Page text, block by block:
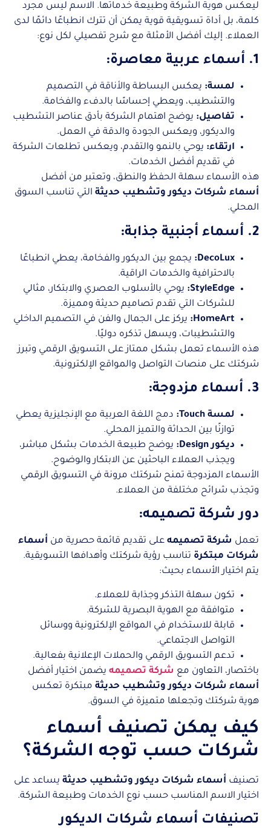
ليعكس هوية الشركة وطبيعة خدماتها. الاسم ليس مجرد
كلمة، بل أداة تسويقية قوية يمكن أن تترك انطباعًا دائمًا لدى
العملاء. إليك أفضل الأمثلة مع شرح تفصيلي لكل نوع:
1. أسماء عربية معاصرة:
لمسة: يعكس البساطة والأناقة في التصميم
والتشطيب، ويعطي إحساسًا بالدفء والفخامة.
تفاصيل: يوضح اهتمام الشركة بأدق عناصر التشطيب
والديكور، ويعكس الجودة والدقة في العمل.
ارتقاء: يوحي بالنمو والتقدم، ويعكس تطلعات الشركة
في تقديم أفضل الخدمات.
هذه الأسماء سهلة الحفظ والنطق، وتعتبر من أفضل
أسماء شركات ديكور وتشطيب حديثة التي تناسب السوق
المحلي.
2. أسماء أجنبية جذابة:
DecoLux:
يجمع بين الديكور والفخامة، يعطي انطباعًا
بالاحترافية والخدمات الراقية.
StyleEdge:
يوحي بالأسلوب العصري والابتكار، مثالي
للشركات التي تقدم تصاميم حديثة ومميزة.
HomeArt:
يركز على الجمال والفن في التصميم الداخلي
والتشطيبات، ويسهل تذكره دوليًا.
هذه الأسماء تعمل بشكل ممتاز على التسويق الرقمي وتبرز
شركتك على منصات التواصل والمواقع الإلكترونية.
3. أسماء مزدوجة:
لمسة Touch:
دمج اللغة العربية مع الإنجليزية يعطي
توازنًا بين الحداثة والتميز المحلي.
ديكور Design:
يوضح طبيعة الخدمات بشكل مباشر،
ويجذب العملاء الباحثين عن الابتكار والوضوح.
الأسماء المزدوجة تمنح شركتك مرونة في التسويق الرقمي
وتجذب شرائح مختلفة من العملاء.
دور شركة تصميمه:
تعمل شركة تصميمه على تقديم قائمة حصرية من أسماء
شركات مبتكرة تناسب رؤية شركتك وأهدافها التسويقية.
يتم اختيار الأسماء بحيث:
تكون سهلة التذكر وجذابة للعملاء.
متوافقة مع الهوية البصرية للشركة.
قابلة للاستخدام في المواقع الإلكترونية ووسائل
التواصل الاجتماعي.
تدعم التسويق الرقمي والحملات الإعلانية بفعالية.
باختصار، التعاون مع شركة تصميمه يضمن اختيار أفضل
أسماء شركات ديكور وتشطيب حديثة مبتكرة تعكس
هوية شركتك وتجعلها متميزة في السوق.
كيف يمكن تصنيف أسماء
شركات حسب توجه الشركة؟
تصنيف أسماء شركات ديكور وتشطيب حديثة يساعد على
اختيار الاسم المناسب حسب نوع الخدمات وطبيعة الشركة.
تصنيفات أسماء شركات الديكور